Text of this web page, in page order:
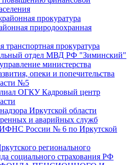
прокуратура
природоохранная
транспортная прокуратура
отдел МВД РФ "Зиминский"
министерства
опеки и попечительства
№5
ОГКУ Кадровый центр
Иркутской области
и аварийных служб
России № 6 по Иркутской
регионального
социального страхования РФ